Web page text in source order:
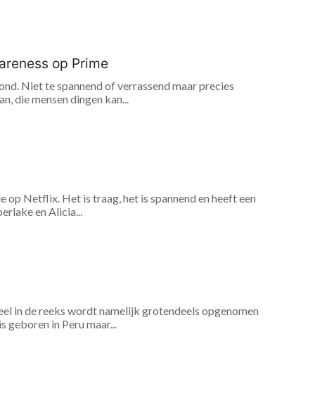
op Prime
Niet te spannend of verrassend maar precies
die mensen dingen kan...
Netflix. Het is traag, het is spannend en heeft een
en Alicia...
in de reeks wordt namelijk grotendeels opgenomen
in Peru maar...